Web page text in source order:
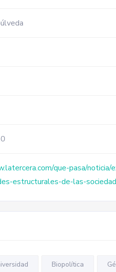
que-pasa/
estructurales-de-las-
Biopolítica